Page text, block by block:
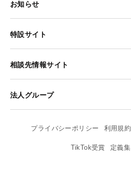
お知らせ
特設サイト
相談先情報サイト
法人グループ
プライバシーポリシー 利用規約
TikTok受賞 定義集